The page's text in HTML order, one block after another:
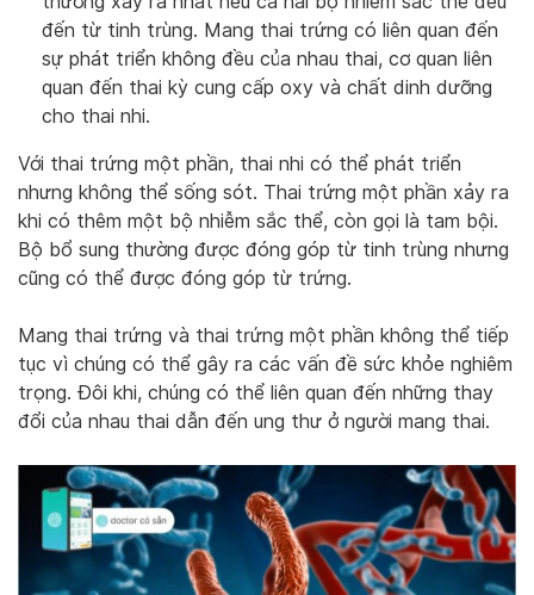
đến từ tinh trùng. Mang thai trứng có liên quan đến
sự phát triển không đều của nhau thai, cơ quan liên
quan đến thai kỳ cung cấp oxy và chất dinh dưỡng
cho thai nhi.
Với thai trứng một phần, thai nhi có thể phát triển
nhưng không thể sống sót. Thai trứng một phần xảy ra
khi có thêm một bộ nhiễm sắc thể, còn gọi là tam bội.
Bộ bổ sung thường được đóng góp từ tinh trùng nhưng
cũng có thể được đóng góp từ trứng.
Mang thai trứng và thai trứng một phần không thể tiếp
tục vì chúng có thể gây ra các vấn đề sức khỏe nghiêm
trọng. Đôi khi, chúng có thể liên quan đến những thay
đổi của nhau thai dẫn đến ung thư ở người mang thai.